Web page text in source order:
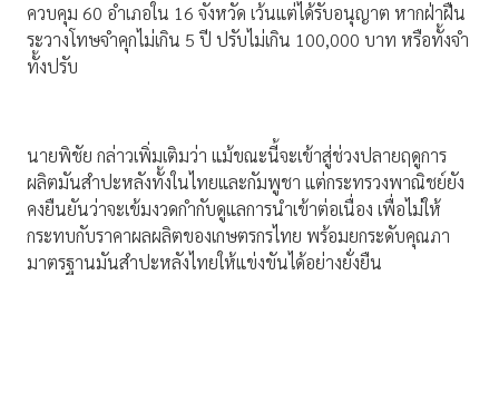
ควบคุม 60 อำเภอใน 16 จังหวัด เว้นแต่ได้รับอนุญาต หากฝ่าฝืน
ระวางโทษจำคุกไม่เกิน 5 ปี ปรับไม่เกิน 100,000 บาท หรือทั้งจำ
ทั้งปรับ
นายพิชัย กล่าวเพิ่มเติมว่า แม้ขณะนี้จะเข้าสู่ช่วงปลายฤดูการ
ผลิตมันสำปะหลังทั้งในไทยและกัมพูชา แต่กระทรวงพาณิชย์ยัง
คงยืนยันว่าจะเข้มงวดกำกับดูแลการนำเข้าต่อเนื่อง เพื่อไม่ให้
กระทบกับราคาผลผลิตของเกษตรกรไทย พร้อมยกระดับคุณภา
มาตรฐานมันสำปะหลังไทยให้แข่งขันได้อย่างยั่งยืน